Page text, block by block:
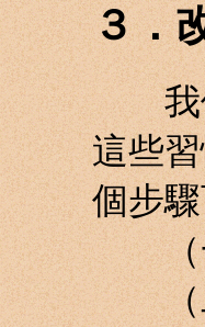
３．
我們
這些
個步
（一
（二